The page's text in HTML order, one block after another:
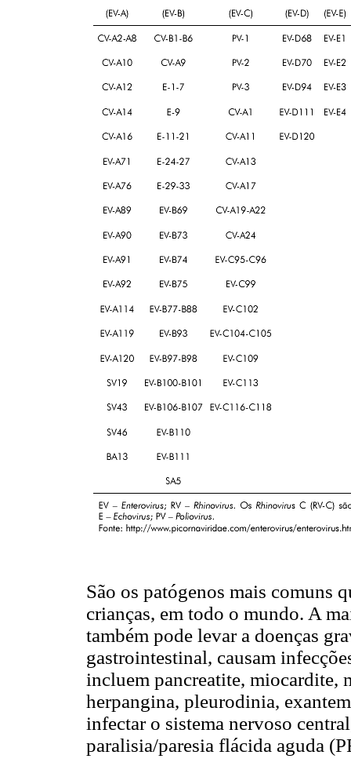
São os patógenos mais comuns
crianças, em todo o mundo. A
também pode levar a doenças
gastrointestinal, causam
incluem pancreatite, miocardite,
herpangina, pleurodinia,
infectar o sistema nervoso
paralisia/paresia flácida aguda